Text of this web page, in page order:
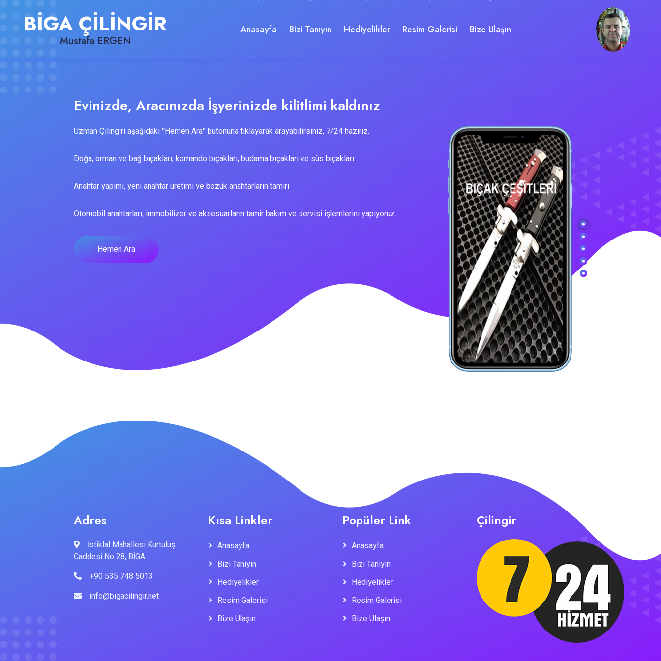
BİGA ÇİLİNGİR
Mustafa ERGEN
Anasayfa Bizi Tanıyın Hediyelikler Resim Galerisi Bize Ulaşın
Evinizde, Aracınızda İşyerinizde kilitlimi kaldınız
Uzman Çilingiri aşağıdaki ''Hemen Ara'' butonuna tıklayarak arayabilirsiniz, 7/24 hazırız.
Doğa, orman ve bağ bıçakları, komando bıçakları, budama bıçakları ve süs bıçakları
Anahtar yapımı, yeni anahtar üretimi ve bozuk anahtarların tamiri
Otomobil anahtarları, immobilizer ve aksesuarların tamir bakım ve servisi işlemlerini yapıyoruz..
Hemen Ara
Adres
İstiklal Mahallesi Kurtuluş
Caddesi No 28, BİGA
+90 535 748 5013
info@bigacilingir.net
Kısa Linkler
Anasayfa
Bizi Tanıyın
Hediyelikler
Resim Galerisi
Bize Ulaşın
Popüler Link
Anasayfa
Bizi Tanıyın
Hediyelikler
Resim Galerisi
Bize Ulaşın
Çilingir